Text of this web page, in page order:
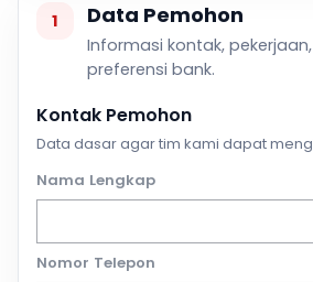
1 Data Pemohon
Informasi kontak,
preferensi bank.
Kontak Pemohon
Data dasar agar tim kami dapat
Nama Lengkap
Nomor Telepon